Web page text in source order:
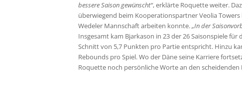
bessere Saison gewünscht“, erklärte Roquette weiter.
überwiegend beim Kooperationspartner Veolia
Wedeler Mannschaft arbeiten konnte.„In der
Insgesamt kam Bjarkason in 23 der 26 Saisonspiele
Schnitt von 5,7 Punkten pro Partie entspricht. Hinzu
Rebounds pro Spiel. Wo der Däne seine Karriere
Roquette noch persönliche Worte an den